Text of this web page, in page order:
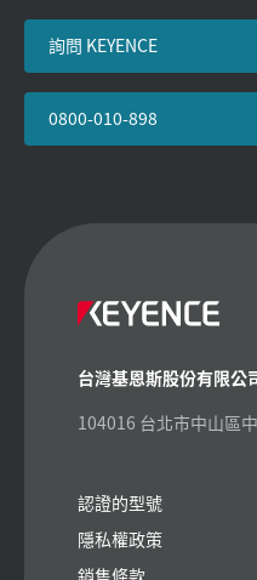
詢問 KEYENCE
0800-010-898
台灣基恩斯股份有限公
104016 台北市中山區
認證的型號
隱私權政策
銷售條款